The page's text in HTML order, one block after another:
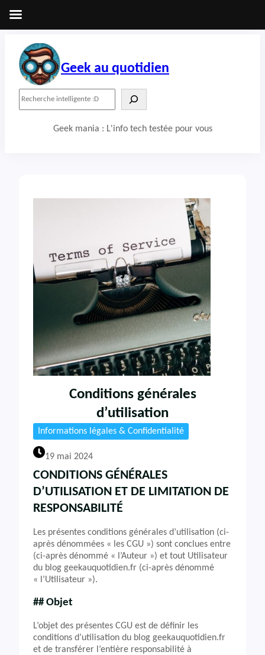
contenu
Geek au quotidien
Geek mania : L'info tech testée pour vous
Conditions générales
d’utilisation
Informations légales & Confidentialité
19 mai 2024
CONDITIONS GÉNÉRALES
D’UTILISATION ET DE LIMITATION DE
RESPONSABILITÉ
Les présentes conditions générales d’utilisation (ci-
après dénommées « les CGU ») sont conclues entre
(ci-après dénommé « l’Auteur ») et tout Utilisateur
du blog geekauquotidien.fr (ci-après dénommé
« l’Utilisateur »).
## Objet
L’objet des présentes CGU est de définir les
conditions d’utilisation du blog geekauquotidien.fr
et de transférer l’entière responsabilité à